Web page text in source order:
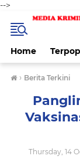
-->
Home
› Berita Terkini
Thursday, 14